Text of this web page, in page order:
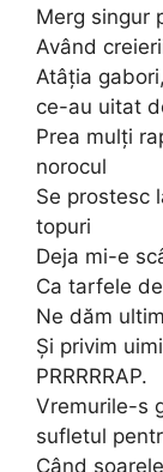
Merg singur
Având
Atâția
ce-au uitat
Prea mulți
norocul
Se prostesc
topuri
Deja mi-e
Ca tarfele
Ne dăm
Și privim
PRRRRRAP.
Vremurile-s
sufletul
Când